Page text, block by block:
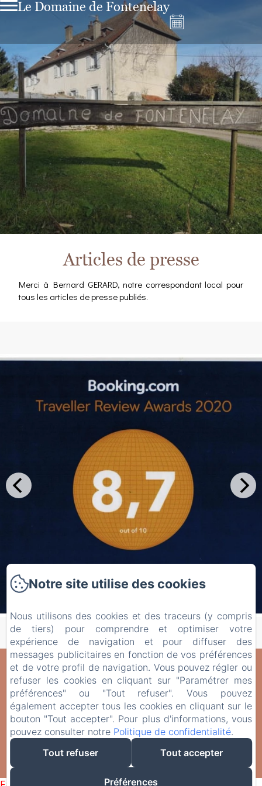
Le Domaine de Fontenelay
Articles de presse
Merci à Bernard GERARD, notre correspondant local pour
tous les articles de presse publiés.
Domaine de Fontenelay
Mentions légales
Domaine de Fontenelay, Gezier & Fontenelay, 70700, France
cris.alix@orange.fr
+33 6 42 72 14 76
Le Domaine de Fontenelay
Notre site utilise des cookies
Nous utilisons des cookies et des traceurs (y compris
de tiers) pour comprendre et optimiser votre
expérience de navigation et pour diffuser des
messages publicitaires en fonction de vos préférences
et de votre profil de navigation. Vous pouvez régler ou
refuser les cookies en cliquant sur "Paramétrer mes
préférences" ou "Tout refuser". Vous pouvez
également accepter tous les cookies en cliquant sur le
bouton "Tout accepter". Pour plus d'informations, vous
pouvez consulter notre Politique de confidentialité.
Tout refuser
Tout accepter
Préférences